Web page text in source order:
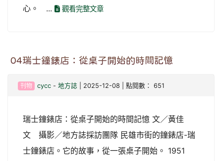
心。 ...
觀看完整文章
04瑞士鐘錶店：從桌子開始的時間記憶
刊物 cycc- 地方誌 | 2025-12-08 | 點閱數： 651
瑞士鐘錶店：從桌子開始的時間記憶 文／黃佳
文 攝影／地方誌採訪團隊 民雄市街的鐘錶店-瑞
士鐘錶店。它的故事，從一張桌子開始。 1951